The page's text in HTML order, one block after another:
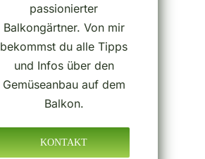
passionierter
Balkongärtner. Von mir
bekommst du alle Tipps
und Infos über den
Gemüseanbau auf dem
Balkon.
KONTAKT